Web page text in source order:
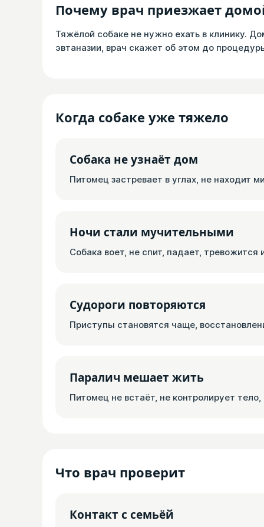
Почему врач приезжает
Тяжёлой собаке не нужно ехать в клинику.
эвтаназии, врач скажет об этом до
Когда собаке уже тяжело
Собака не узнаёт дом
Питомец застревает в углах, не находит
Ночи стали мучительными
Собака воет, не спит, падает,
Судороги повторяются
Приступы становятся чаще,
Паралич мешает жить
Питомец не встаёт, не контролирует
Что врач проверит
Контакт с семьёй